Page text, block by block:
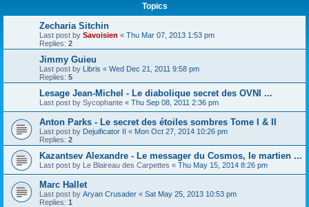
Topics
Zecharia Sitchin
Last post by Savoisien « Thu Mar 07, 2013 1:53 pm
Replies: 2
Jimmy Guieu
Last post by Libris « Wed Dec 21, 2011 9:58 pm
Replies: 5
Lesage Jean-Michel - Le diabolique secret des OVNI ...
Last post by Sycophante « Thu Sep 08, 2011 2:36 pm
Anton Parks - Le secret des étoiles sombres Tome I & II
Last post by Dejuificator II « Mon Oct 27, 2014 10:26 pm
Replies: 2
Kazantsev Alexandre - Le messager du Cosmos, le martien ...
Last post by Le Blaireau des Carpettes « Thu May 15, 2014 8:26 pm
Marc Hallet
Last post by Aryan Crusader « Sat May 25, 2013 10:53 pm
Replies: 1